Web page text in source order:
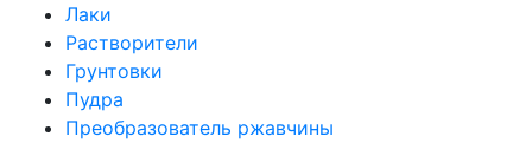
Лаки
Растворители
Грунтовки
Пудра
Преобразователь ржавчины